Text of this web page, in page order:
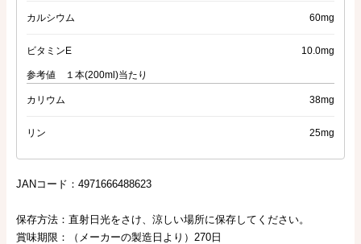
カルシウム 60mg
ビタミンE 10.0mg
参考値 １本(200ml)当たり
カリウム 38mg
リン 25mg
JANコード：4971666488623
保存方法：直射日光をさけ、涼しい場所に保存してください。
賞味期限：（メーカーの製造日より）270日